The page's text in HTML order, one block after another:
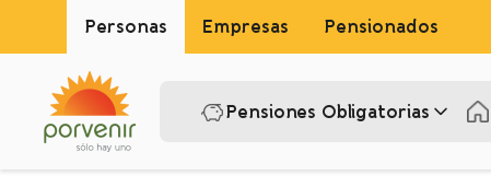
Personas Empresas Pensionados
Pensiones Obligatorias